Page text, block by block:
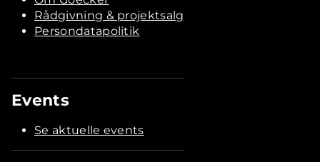
Rådgivning & projektsalg
Persondatapolitik
Events
Se aktuelle events